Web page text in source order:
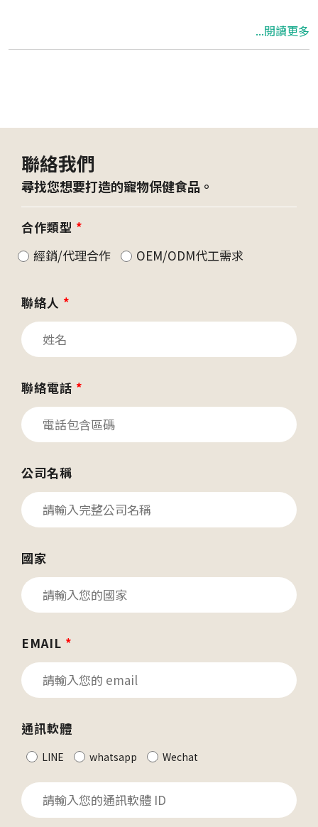
「腸道好菌的平衡」是最容易、也最關鍵的一
環....
...閱讀更多
聯絡我們
尋找您想要打造的寵物保健食品。
合作類型 *
經銷/代理合作
OEM/ODM代工需求
聯絡人 *
聯絡電話 *
公司名稱
國家
EMAIL *
通訊軟體
LINE whatsapp Wechat